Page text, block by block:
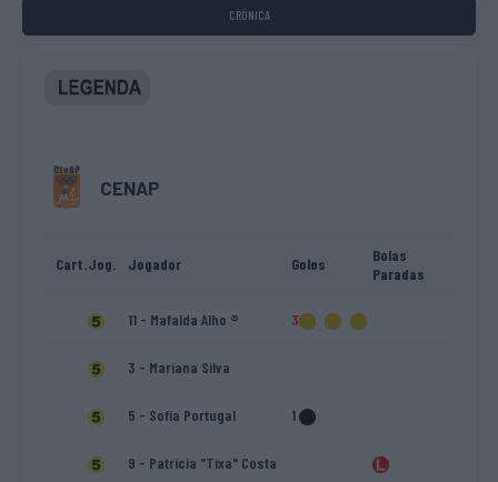
CRÓNICA
CENAP
Cart.Jog. Jogador Golos
Bolas
Paradas
11 - Mafalda Alho ® 3
3 - Mariana Silva
5 - Sofia Portugal 1
9 - Patrícia "Tixa" Costa